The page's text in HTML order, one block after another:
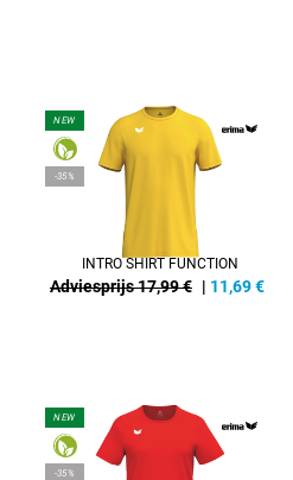
NEW
-35%
INTRO SHIRT FUNCTION
Adviesprijs 17,99 € | 11,69€
NEW
-35%